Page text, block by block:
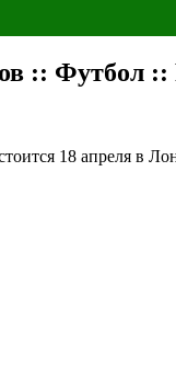
:: Футбол
18 апреля в